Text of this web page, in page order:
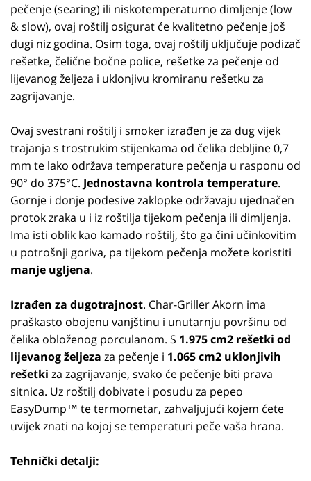
pečenje (searing) ili niskotemperaturno dimljenje (low
& slow), ovaj roštilj osigurat će kvalitetno pečenje još
dugi niz godina. Osim toga, ovaj roštilj uključuje podizač
rešetke, čelične bočne police, rešetke za pečenje od
lijevanog željeza i uklonjivu kromiranu rešetku za
zagrijavanje.
Ovaj svestrani roštilj i smoker izrađen je za dug vijek
trajanja s trostrukim stijenkama od čelika debljine 0,7
mm te lako održava temperature pečenja u rasponu od
90° do 375°C. Jednostavna kontrola temperature.
Gornje i donje podesive zaklopke održavaju ujednačen
protok zraka u i iz roštilja tijekom pečenja ili dimljenja.
Ima isti oblik kao kamado roštilj, što ga čini učinkovitim
u potrošnji goriva, pa tijekom pečenja možete koristiti
manje ugljena.
Izrađen za dugotrajnost. Char-Griller Akorn ima
praškasto obojenu vanjštinu i unutarnju površinu od
čelika obloženog porculanom. S 1.975 cm2 rešetki od
lijevanog željeza za pečenje i 1.065 cm2 uklonjivih
rešetki za zagrijavanje, svako će pečenje biti prava
sitnica. Uz roštilj dobivate i posudu za pepeo
EasyDump™ te termometar, zahvaljujući kojem ćete
uvijek znati na kojoj se temperaturi peče vaša hrana.
Tehnički detalji: